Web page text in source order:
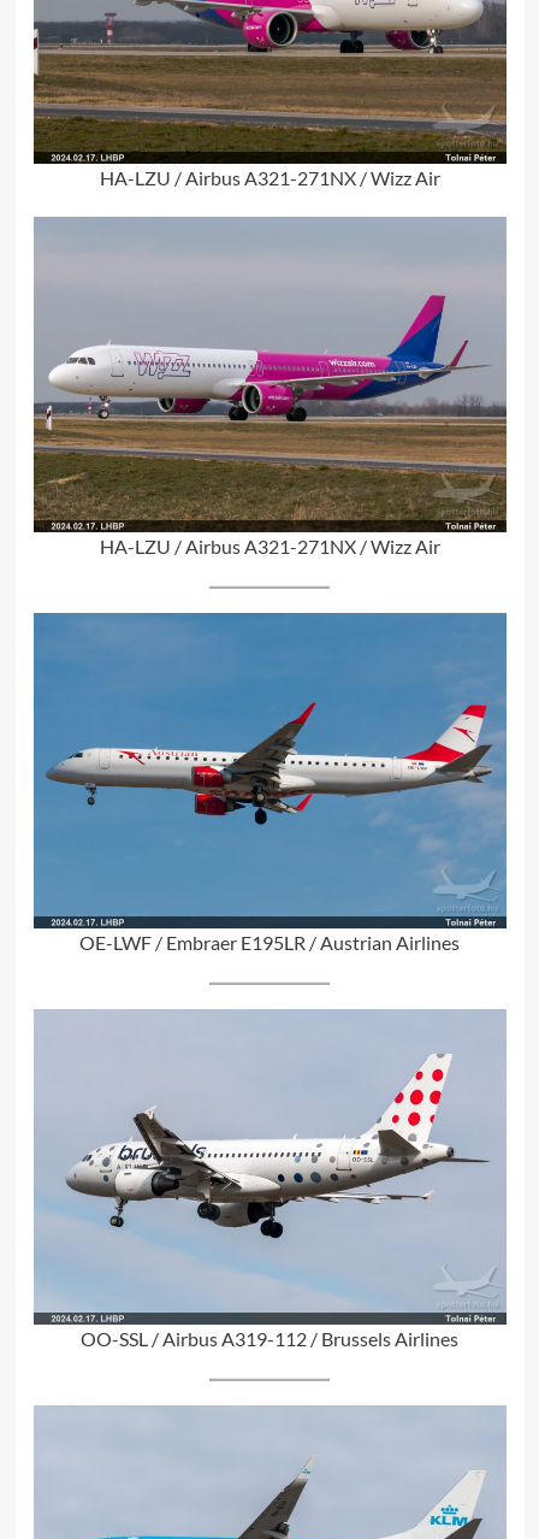
HA-LZU / Airbus A321-271NX / Wizz Air
HA-LZU / Airbus A321-271NX / Wizz Air
OE-LWF / Embraer E195LR / Austrian Airlines
OO-SSL / Airbus A319-112 / Brussels Airlines